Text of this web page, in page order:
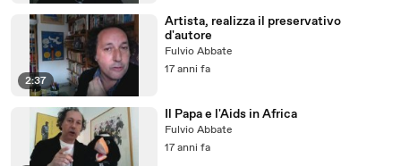
2:37
Artista, realizza il preservativo
d'autore
Fulvio Abbate
17 anni fa
Il Papa e l'Aids in Africa
Fulvio Abbate
17 anni fa